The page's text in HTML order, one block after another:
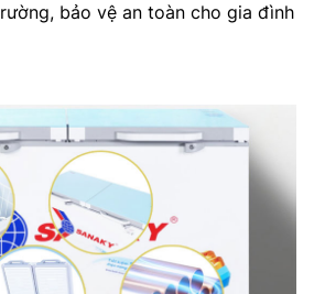
bảo vệ an toàn cho gia đình